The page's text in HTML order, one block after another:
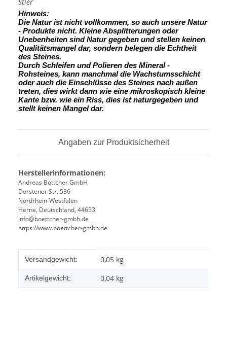
Hinweis:
Die Natur ist nicht vollkommen, so auch unsere Natur
- Produkte nicht. Kleine Absplitterungen oder
Unebenheiten sind Natur gegeben und stellen keinen
Qualitätsmangel dar, sondern belegen die Echtheit
des Steines.
Durch Schleifen und Polieren des Mineral -
Rohsteines, kann manchmal die Wachstumsschicht
oder auch die Einschlüsse des Steines nach außen
treten, dies wirkt dann wie eine mikroskopisch kleine
Kante bzw. wie ein Riss, dies ist naturgegeben und
stellt keinen Mangel dar.
Angaben zur Produktsicherheit
Herstellerinformationen:
Andreas Böttcher GmbH
Dorstener Str. 536
Nordrhein-Westfalen
Herne, Deutschland, 44653
info@boettcher-gmbh.de
https://www.boettcher-gmbh.de
Produkteigenschaft
Wert
Versandgewicht: 0,05 kg
Artikelgewicht: 0,04 kg